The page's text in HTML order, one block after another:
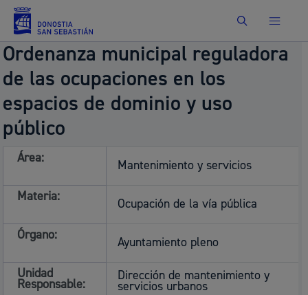
Buscar
Ordenanza municipal reguladora
de las ocupaciones en los
espacios de dominio y uso
público
Área:
Mantenimiento y servicios
Materia:
Ocupación de la vía pública
Órgano:
Ayuntamiento pleno
Unidad
Responsable:
Dirección de mantenimiento y
servicios urbanos